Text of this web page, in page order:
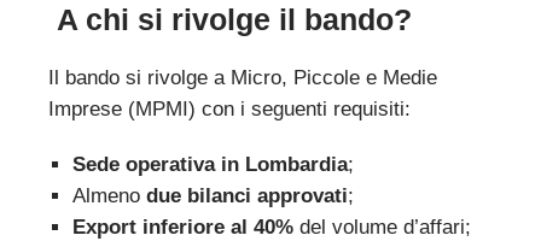
A chi si rivolge il bando?
Il bando si rivolge a Micro, Piccole e Medie
Imprese (MPMI) con i seguenti requisiti:
Sede operativa in Lombardia;
Almeno due bilanci approvati;
Export inferiore al 40%del volume d’affari;